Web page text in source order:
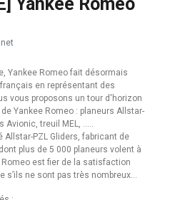
Yankee Romeo fait désormais
en représentant des
vous proposons un tour d'horizon
Yankee Romeo : planeurs Allstar-
Avionic, treuil MEL, .....
Allstar-PZL Gliders, fabricant de
plus de 5 000 planeurs volent à
est fier de la satisfaction
ne sont pas très nombreux…